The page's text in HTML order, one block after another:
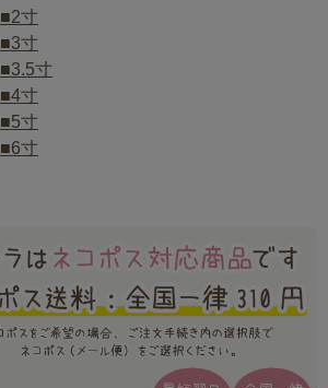
■2寸
■3寸
■3.5寸
■4寸
■5寸
■6寸